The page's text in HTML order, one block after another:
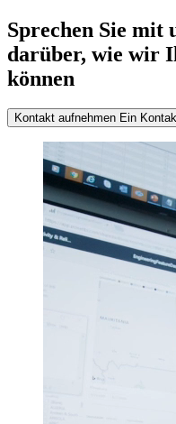
Sprechen Sie mit
darüber, wie wir
können
Kontakt aufnehmen Ein